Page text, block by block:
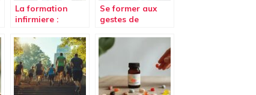
La formation
infirmiere :
1992-2009
Se former aux
gestes de